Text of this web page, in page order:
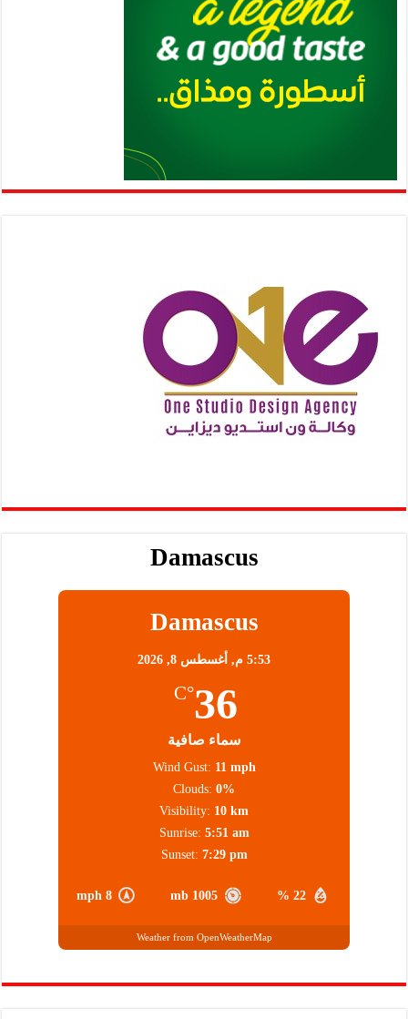
Damascus
Damascus
5:53 م, أغسطس 8, 2026
36
°C
سماء صافية
22 %
1005 mb
8 mph
Wind Gust: 11 mph
Clouds: 0%
Visibility: 10 km
Sunrise: 5:51 am
Sunset: 7:29 pm
Weather from OpenWeatherMap